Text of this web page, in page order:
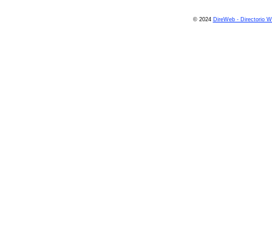
© 2024 DireWeb - Directorio